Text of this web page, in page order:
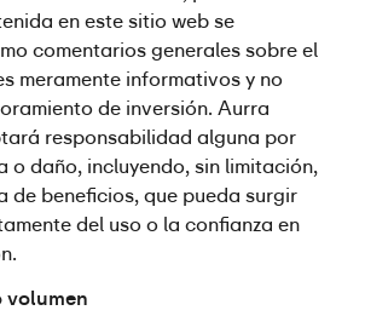
en este sitio web se
comentarios generales sobre el
meramente informativos y no
de inversión. Aurra
responsabilidad alguna por
o daño, incluyendo, sin limitación,
de beneficios, que pueda surgir
del uso o la confianza en
volumen